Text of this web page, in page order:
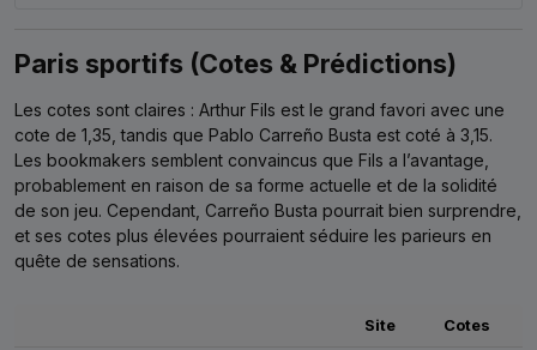
Paris sportifs (Cotes & Prédictions)
Les cotes sont claires : Arthur Fils est le grand favori avec une
cote de 1,35, tandis que Pablo Carreño Busta est coté à 3,15.
Les bookmakers semblent convaincus que Fils a l’avantage,
probablement en raison de sa forme actuelle et de la solidité
de son jeu. Cependant, Carreño Busta pourrait bien surprendre,
et ses cotes plus élevées pourraient séduire les parieurs en
quête de sensations.
Site Cotes